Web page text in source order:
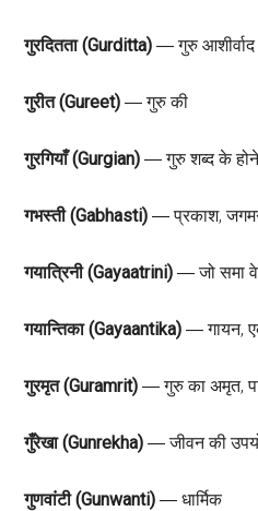
गुरदितता (Gurditta) ― गुरु
गुरीत (Gureet) ― गुरु की
गुरगियाँ (Gurgian) ― गुरु शब्द के होने
गभस्ती (Gabhasti) ― प्रकाश,
गयात्रिनी (Gayaatrini) ― जो समा
गयान्तिका (Gayaantika) ― गायन,
गुरमृत (Guramrit) ― गुरु का अमृत,
गुँरेखा (Gunrekha) ― जीवन की
गुणवांटी (Gunwanti) ― धार्मिक